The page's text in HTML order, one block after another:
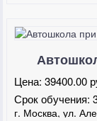
Цена:39400.00
Срок обучения:
г. Москва, ул.